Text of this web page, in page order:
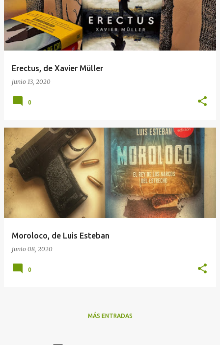
Erectus, de Xavier Müller
junio 13, 2020
0
Moroloco, de Luis Esteban
junio 08, 2020
0
MÁS ENTRADAS